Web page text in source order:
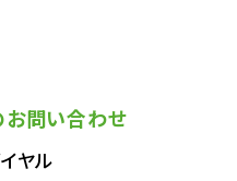
お問い合わせ
ヤル